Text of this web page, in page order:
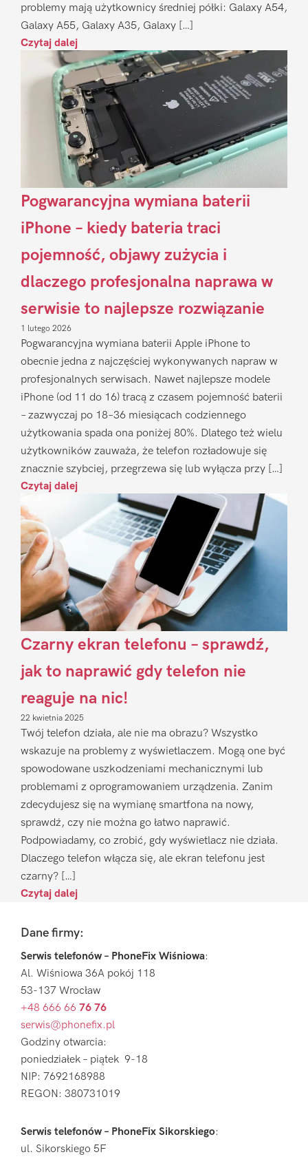
problemy mają użytkownicy średniej półki: Galaxy A54,
Galaxy A55, Galaxy A35, Galaxy […]
Czytaj dalej
Pogwarancyjna wymiana baterii
iPhone – kiedy bateria traci
pojemność, objawy zużycia i
dlaczego profesjonalna naprawa w
serwisie to najlepsze rozwiązanie
1 lutego 2026
Pogwarancyjna wymiana baterii Apple iPhone to
obecnie jedna z najczęściej wykonywanych napraw w
profesjonalnych serwisach. Nawet najlepsze modele
iPhone (od 11 do 16) tracą z czasem pojemność baterii
– zazwyczaj po 18–36 miesiącach codziennego
użytkowania spada ona poniżej 80%. Dlatego też wielu
użytkowników zauważa, że telefon rozładowuje się
znacznie szybciej, przegrzewa się lub wyłącza przy […]
Czytaj dalej
Czarny ekran telefonu – sprawdź,
jak to naprawić gdy telefon nie
reaguje na nic!
22 kwietnia 2025
Twój telefon działa, ale nie ma obrazu? Wszystko
wskazuje na problemy z wyświetlaczem. Mogą one być
spowodowane uszkodzeniami mechanicznymi lub
problemami z oprogramowaniem urządzenia. Zanim
zdecydujesz się na wymianę smartfona na nowy,
sprawdź, czy nie można go łatwo naprawić.
Podpowiadamy, co zrobić, gdy wyświetlacz nie działa.
Dlaczego telefon włącza się, ale ekran telefonu jest
czarny? […]
Czytaj dalej
FooterDane firmy:
Serwis telefonów – PhoneFix Wiśniowa:
Al. Wiśniowa 36A pokój 118
53-137 Wrocław
+48 666 66 76 76
serwis@phonefix.pl
Godziny otwarcia:
poniedziałek – piątek 9-18
NIP: 7692168988
REGON: 380731019
Serwis telefonów – PhoneFix Sikorskiego:
ul. Sikorskiego 5F